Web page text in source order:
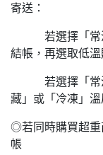
寄送：
若選擇「常溫
結帳，再選取低
若選擇「常溫
藏」或「冷凍」
◎若同時購買超重
帳